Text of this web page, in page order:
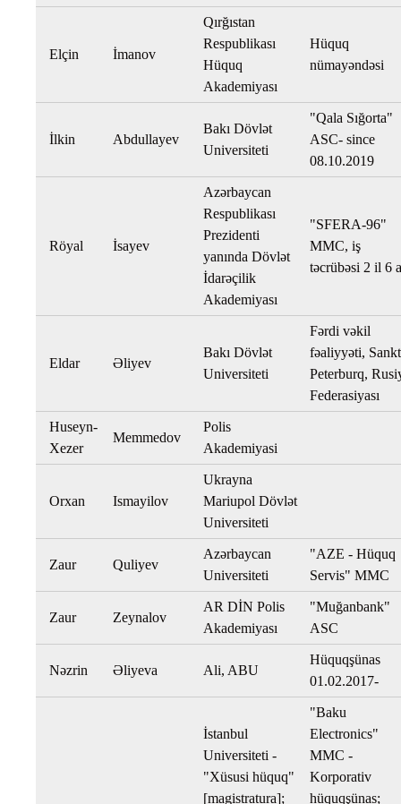
Elçin İmanov
Qırğıstan
Respublikası
Hüquq
Akademiyası
Hüquq
nümayəndəsi
İlkin Abdullayev
Bakı Dövlət
Universiteti
"Qala Sığorta"
ASC- since
08.10.2019
Röyal İsayev
Azərbaycan
Respublikası
Prezidenti
yanında Dövlət
İdarəçilik
Akademiyası
"SFERA-96"
MMC, iş
təcrübəsi 2 il 6
Eldar Əliyev
Bakı Dövlət
Universiteti
Fərdi vəkil
fəaliyyəti,
Peterburq,
Federasiyası
Huseyn-
Xezer
Memmedov
Polis
Akademiyasi
Orxan Ismayilov
Ukrayna
Mariupol Dövlət
Universiteti
Zaur Quliyev
Azərbaycan
Universiteti
"AZE - Hüquq
Servis" MMC
Zaur Zeynalov
AR DİN Polis
Akademiyası
"Muğanbank"
ASC
Nəzrin Əliyeva Ali, ABU
Hüquqşünas
01.02.2017-
İstanbul
Universiteti -
"Xüsusi hüquq"
[magistratura];
"Baku
Electronics"
MMC -
Korporativ
hüquqşünas;